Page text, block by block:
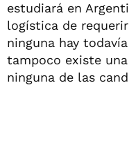
estudiará en
logística de
ninguna hay
tampoco existe
ninguna de las